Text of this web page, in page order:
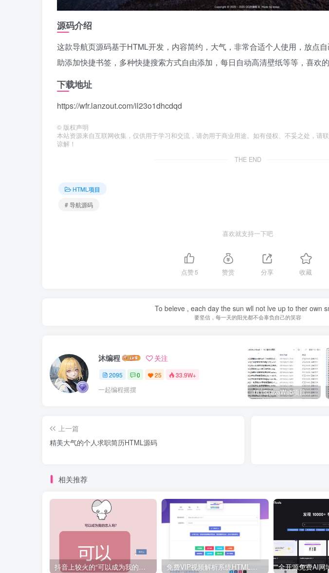
源码介绍
这款导航页源码基于HTML开发，内容简约，大气，非常合适个人使用，放点
助添加快捷书签，多种快捷搜索方式自由添加，每日自动高清壁纸等等，喜欢
下载地址
https://wfr.lanzout.com/il23o1dhcdqd
© 版权声明
本站资源来自互联网收集，仅供用于学习和交流，请勿用于商业用途。如有侵权、不妥之处，请
谅解！
THE END
HTML项目
# 导航源码
喜欢就支持一下吧
点赞5 赞赏 分享 收藏
To beleve , each day the sun wll not lve up to ther own
要坚信，每一天的阳光都不会辜负自己的笑容
沐编程 关注
2095 0 25 33.9W+
一起编程摇摆 161套javaWeb项目源码免费分享
上一篇
精美大气的个人求职简历HTML源码
相关推荐
抖音上较火的“可以成为我的恋人吗”HTML源码 免费VIP视频解析系统HTML源码